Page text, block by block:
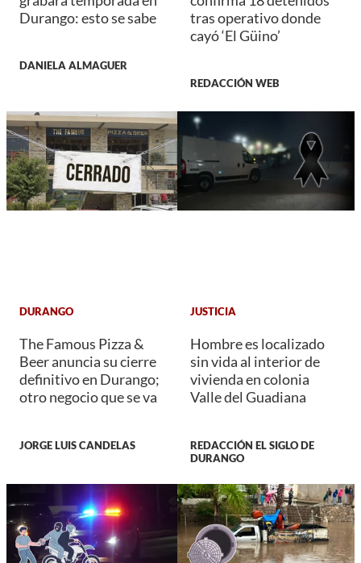
Durango: esto se sabe
DANIELA ALMAGUER
tras operativo donde
cayó ‘El Güino’
REDACCIÓN WEB
DURANGO
The Famous Pizza &
Beer anuncia su cierre
definitivo en Durango;
otro negocio que se va
JORGE LUIS CANDELAS
JUSTICIA
Hombre es localizado
sin vida al interior de
vivienda en colonia
Valle del Guadiana
REDACCIÓN EL SIGLO DE
DURANGO